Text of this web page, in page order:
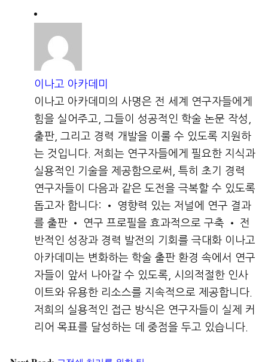
이나고 아카데미
이나고 아카데미의 사명은 전 세계 연구자들에게
힘을 실어주고, 그들이 성공적인 학술 논문 작성,
출판, 그리고 경력 개발을 이룰 수 있도록 지원하
는 것입니다. 저희는 연구자들에게 필요한 지식과
실용적인 기술을 제공함으로써, 특히 초기 경력
연구자들이 다음과 같은 도전을 극복할 수 있도록
돕고자 합니다: • 영향력 있는 저널에 연구 결과
를 출판 • 연구 프로필을 효과적으로 구축 • 전
반적인 성장과 경력 발전의 기회를 극대화 이나고
아카데미는 변화하는 학술 출판 환경 속에서 연구
자들이 앞서 나아갈 수 있도록, 시의적절한 인사
이트와 유용한 리소스를 지속적으로 제공합니다.
저희의 실용적인 접근 방식은 연구자들이 실제 커
리어 목표를 달성하는 데 중점을 두고 있습니다.